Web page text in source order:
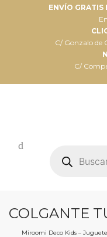
ENVÍO GRATIS
C/ Gonzalo de
C/
productos
COLGANTE
Miroomi Deco Kids –